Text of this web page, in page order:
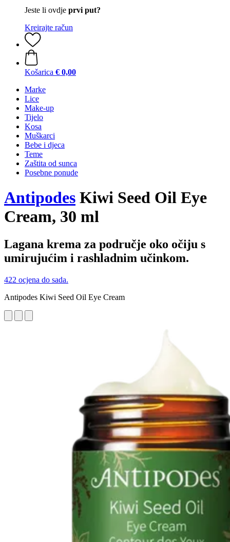
Jeste li ovdje prvi put?
Kreirajte račun
Košarica € 0,00
Marke
Lice
Make-up
Tijelo
Kosa
Muškarci
Bebe i djeca
Teme
Zaštita od sunca
Posebne ponude
Antipodes Kiwi Seed Oil Eye
Cream, 30 ml
Lagana krema za područje oko očiju s
umirujućim i rashladnim učinkom.
422 ocjena do sada.
Antipodes Kiwi Seed Oil Eye Cream